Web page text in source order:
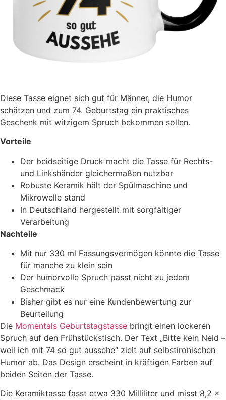
Diese Tasse eignet sich gut für Männer, die Humor
schätzen und zum 74. Geburtstag ein praktisches
Geschenk mit witzigem Spruch bekommen sollen.
Vorteile
Der beidseitige Druck macht die Tasse für Rechts-
und Linkshänder gleichermaßen nutzbar
Robuste Keramik hält der Spülmaschine und
Mikrowelle stand
In Deutschland hergestellt mit sorgfältiger
Verarbeitung
Nachteile
Mit nur 330 ml Fassungsvermögen könnte die Tasse
für manche zu klein sein
Der humorvolle Spruch passt nicht zu jedem
Geschmack
Bisher gibt es nur eine Kundenbewertung zur
Beurteilung
Die Momentals Geburtstagstasse bringt einen lockeren
Spruch auf den Frühstückstisch. Der Text „Bitte kein Neid –
weil ich mit 74 so gut aussehe“ zielt auf selbstironischen
Humor ab. Das Design erscheint in kräftigen Farben auf
beiden Seiten der Tasse.
Die Keramiktasse fasst etwa 330 Milliliter und misst 8,2 x